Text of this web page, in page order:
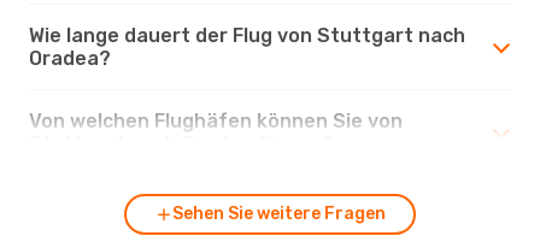
Wie lange dauert der Flug von Stuttgart nach
Oradea?
Von welchen Flughäfen können Sie von
Sehen Sie weitere Fragen